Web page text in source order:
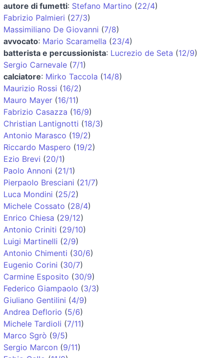
autore di fumetti: Stefano Martino (22/4)
Fabrizio Palmieri (27/3)
Massimiliano De Giovanni (7/8)
avvocato: Mario Scaramella (23/4)
batterista e percussionista: Lucrezio de Seta (12/9)
Sergio Carnevale (7/1)
calciatore: Mirko Taccola (14/8)
Maurizio Rossi (16/2)
Mauro Mayer (16/11)
Fabrizio Casazza (16/9)
Christian Lantignotti (18/3)
Antonio Marasco (19/2)
Riccardo Maspero (19/2)
Ezio Brevi (20/1)
Paolo Annoni (21/1)
Pierpaolo Bresciani (21/7)
Luca Mondini (25/2)
Michele Cossato (28/4)
Enrico Chiesa (29/12)
Antonio Criniti (29/10)
Luigi Martinelli (2/9)
Antonio Chimenti (30/6)
Eugenio Corini (30/7)
Carmine Esposito (30/9)
Federico Giampaolo (3/3)
Giuliano Gentilini (4/9)
Andrea Deflorio (5/6)
Michele Tardioli (7/11)
Marco Sgrò (9/5)
Sergio Marcon (9/11)